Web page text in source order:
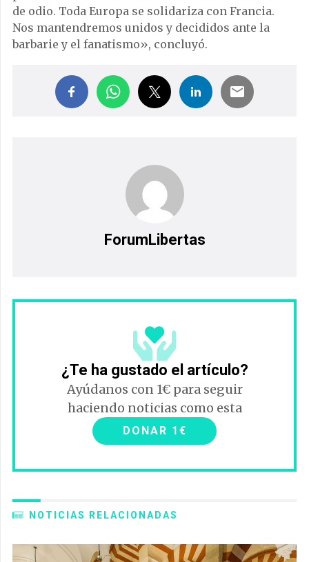
de odio. Toda Europa se solidariza con Francia.
Nos mantendremos unidos y decididos ante la
barbarie y el fanatismo», concluyó.
ForumLibertas
¿Te ha gustado el artículo?
Ayúdanos con 1€ para seguir
haciendo noticias como esta
DONAR 1€
NOTICIAS RELACIONADAS